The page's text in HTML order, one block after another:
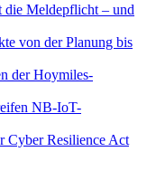
die Meldepflicht – und
von der Planung bis
der Hoymiles-
NB-IoT-
Cyber Resilience Act